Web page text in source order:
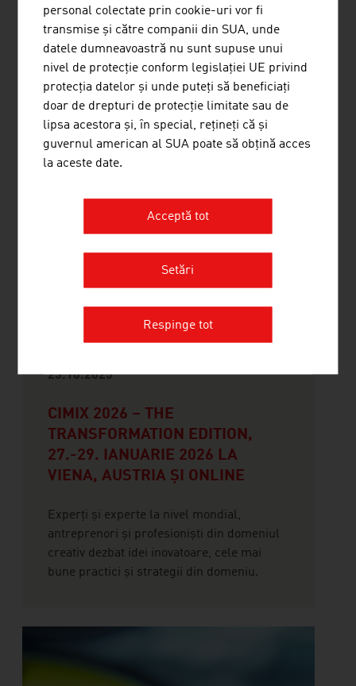
O POVESTE DE CRĂCIUN ÎN ROZ
Faceți o călătorie în timp pe Șoseaua de
Centură a Vienei cu trenul nostalgic
Manner și visați la napolitane proaspete și
crocante.
23.10.2025
CIMIX 2026 – THE
TRANSFORMATION EDITION,
27.-29. IANUARIE 2026 LA
VIENA, AUSTRIA ȘI ONLINE
Experți și experte la nivel mondial,
antreprenori și profesioniști din domeniul
creativ dezbat idei inovatoare, cele mai
bune practici și strategii din domeniu.
personal colectate prin cookie-uri vor fi
transmise și către companii din SUA, unde
datele dumneavoastră nu sunt supuse unui
nivel de protecție conform legislației UE privind
protecția datelor și unde puteți să beneficiați
doar de drepturi de protecție limitate sau de
lipsa acestora și, în special, rețineți că și
guvernul american al SUA poate să obțină acces
la aceste date.
Acceptă tot
Setări
Respinge tot